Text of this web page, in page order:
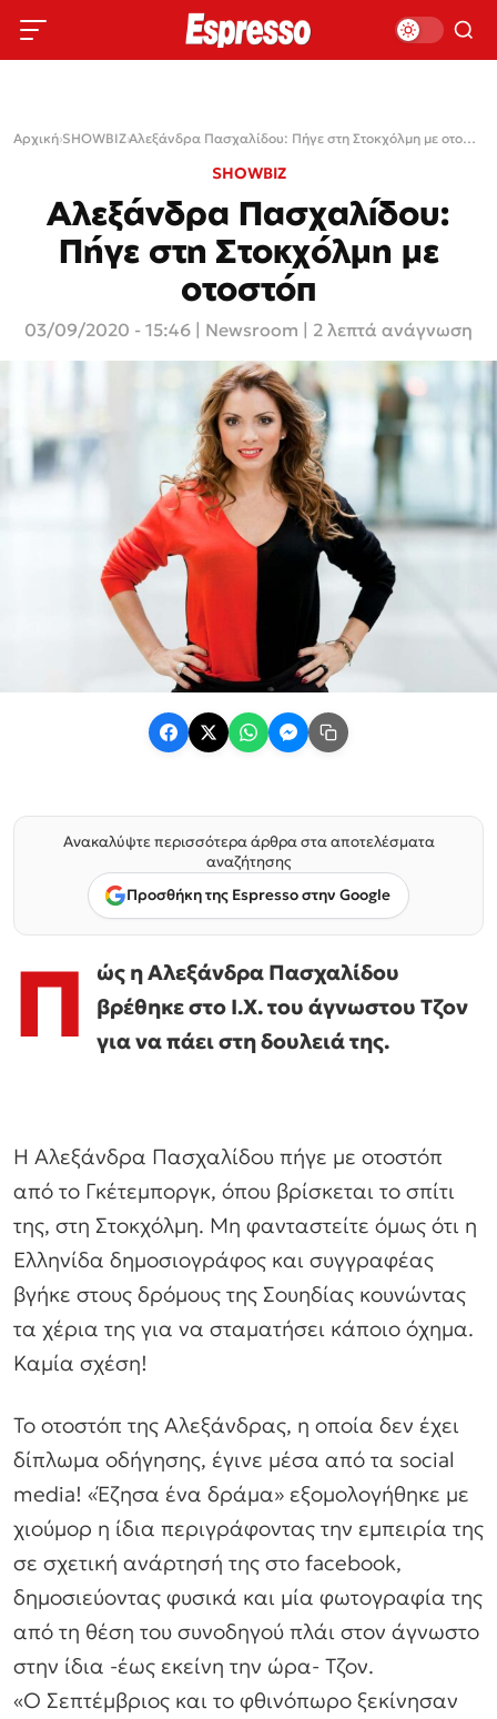
Αρχική›SHOWBIZ› Αλεξάνδρα Πασχαλίδου: Πήγε στη Στοκχόλμη με oτοστόπ
SHOWBIZ
Αλεξάνδρα Πασχαλίδου:
Πήγε στη Στοκχόλμη με
oτοστόπ
03/09/2020 - 15:46 Newsroom | 2 λεπτά ανάγνωση
Ανακαλύψτε περισσότερα άρθρα στα αποτελέσματα
αναζήτησης
Προσθήκη της Espresso στην Google
Π
ώς η Αλεξάνδρα Πασχαλίδου
βρέθηκε στο Ι.Χ. του άγνωστου Τζον
για να πάει στη δουλειά της.
Η Αλεξάνδρα Πασχαλίδου πήγε με οτοστόπ
από το Γκέτεμποργκ, όπου βρίσκεται το σπίτι
της, στη Στοκχόλμη. Μη φανταστείτε όμως ότι η
Ελληνίδα δημοσιογράφος και συγγραφέας
βγήκε στους δρόμους της Σουηδίας κουνώντας
τα χέρια της για να σταματήσει κάποιο όχημα.
Καμία σχέση!
Το οτοστόπ της Αλεξάνδρας, η οποία δεν έχει
δίπλωμα οδήγησης, έγινε μέσα από τα social
media! «Έζησα ένα δράμα» εξομολογήθηκε με
χιούμορ η ίδια περιγράφοντας την εμπειρία της
σε σχετική ανάρτησή της στο facebook,
δημοσιεύοντας φυσικά και μία φωτογραφία της
από τη θέση του συνοδηγού πλάι στον άγνωστο
στην ίδια -έως εκείνη την ώρα- Τζον.
«Ο Σεπτέμβριος και το φθινόπωρο ξεκίνησαν